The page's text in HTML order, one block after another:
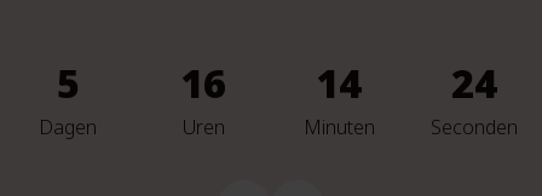
5
Dagen
16
Uren
14
Minuten
22
Seconden